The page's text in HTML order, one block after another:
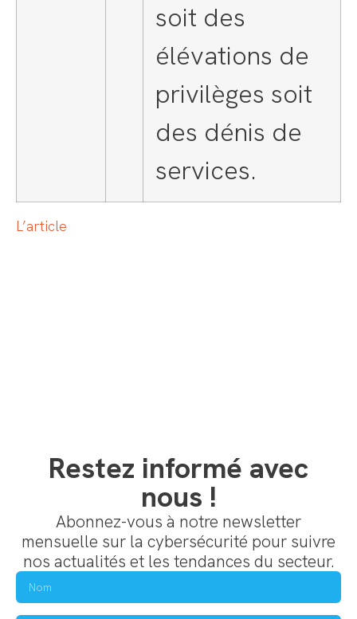
soit des
élévations de
privilèges soit
des dénis de
services.
L’article
Restez informé avec
nous !
Abonnez-vous à notre newsletter
mensuelle sur la cybersécurité pour suivre
nos actualités et les tendances du secteur.